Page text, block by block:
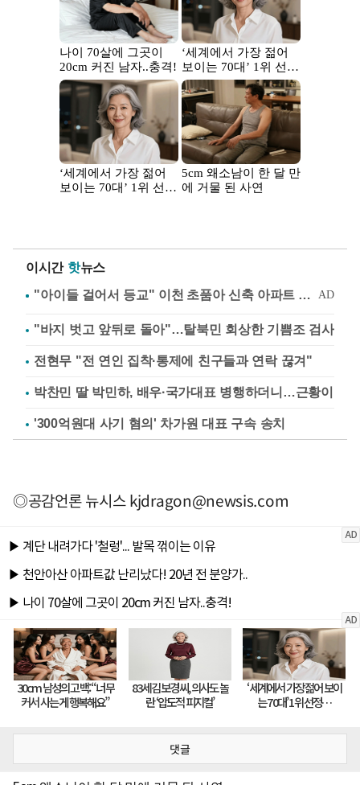
이시간 핫뉴스
"바지 벗고 앞뒤로 돌아"…탈북민 회상한 기쁨조 검사
전현무 "전 연인 집착·통제에 친구들과 연락 끊겨"
박찬민 딸 박민하, 배우·국가대표 병행하더니…근황이
'300억원대 사기 혐의' 차가원 대표 구속 송치
◎공감언론 뉴시스kjdragon@newsis.com
댓글